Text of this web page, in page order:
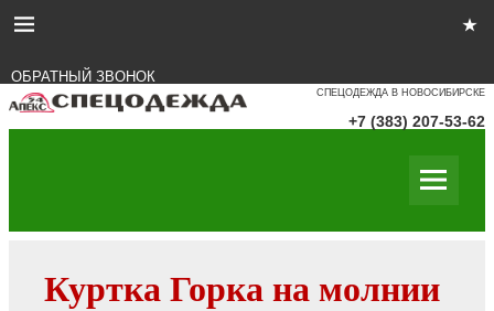
ОБРАТНЫЙ ЗВОНОК
СПЕЦОДЕЖДА В НОВОСИБИРСКЕ
+7 (383) 207-53-62
Куртка Горка на молнии